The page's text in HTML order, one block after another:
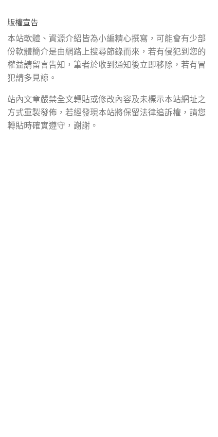
版權宣告
本站軟體、資源介紹皆為小編精心撰寫，可能會有少部
份軟體簡介是由網路上搜尋節錄而來，若有侵犯到您的
權益請留言告知，筆者於收到通知後立即移除，若有冒
犯請多見諒。
站內文章嚴禁全文轉貼或修改內容及未標示本站網址之
方式重製發佈，若經發現本站將保留法律追訴權，請您
轉貼時確實遵守，謝謝。